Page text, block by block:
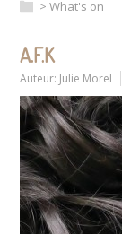
> What's on
A.F.K
Auteur: Julie Morel